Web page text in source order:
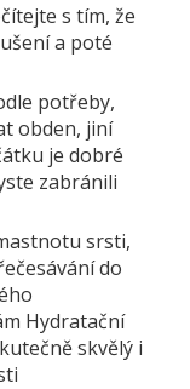
s tím, že
a poté
potřeby,
obden, jiní
je dobré
zabránili
srsti,
do
Hydratační
skvělý i